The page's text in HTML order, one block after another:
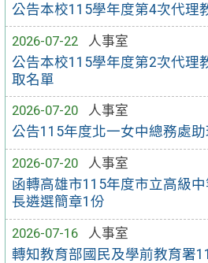
公告本校115學年度第4次代理
2026-07-22
人事室
公告本校115學年度第2次代理
取名單
2026-07-20
人事室
公告115年度北一女中總務處
2026-07-20
人事室
函轉高雄市115年度市立高級
長遴選簡章1份
2026-07-16
人事室
轉知教育部國民及學前教育署